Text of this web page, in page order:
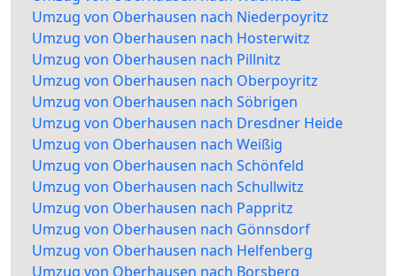
Umzug von Oberhausen nach Niederpoyritz
Umzug von Oberhausen nach Hosterwitz
Umzug von Oberhausen nach Pillnitz
Umzug von Oberhausen nach Oberpoyritz
Umzug von Oberhausen nach Söbrigen
Umzug von Oberhausen nach Dresdner Heide
Umzug von Oberhausen nach Weißig
Umzug von Oberhausen nach Schönfeld
Umzug von Oberhausen nach Schullwitz
Umzug von Oberhausen nach Pappritz
Umzug von Oberhausen nach Gönnsdorf
Umzug von Oberhausen nach Helfenberg
Umzug von Oberhausen nach Borsberg